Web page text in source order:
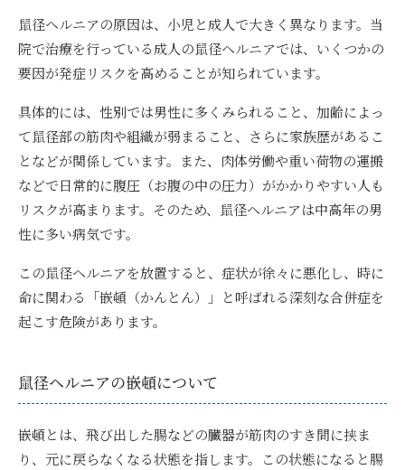
鼠径ヘルニアの原因は、小児と成人で大きく異なります。当
院で治療を行っている成人の鼠径ヘルニアでは、いくつかの
要因が発症リスクを高めることが知られています。
具体的には、性別では男性に多くみられること、加齢によっ
て鼠径部の筋肉や組織が弱まること、さらに家族歴があるこ
となどが関係しています。また、肉体労働や重い荷物の運搬
などで日常的に腹圧（お腹の中の圧力）がかかりやすい人も
リスクが高まります。そのため、鼠径ヘルニアは中高年の男
性に多い病気です。
この鼠径ヘルニアを放置すると、症状が徐々に悪化し、時に
命に関わる「嵌頓（かんとん）」と呼ばれる深刻な合併症を
起こす危険があります。
鼠径ヘルニアの嵌頓について
嵌頓とは、飛び出した腸などの臓器が筋肉のすき間に挟ま
り、元に戻らなくなる状態を指します。この状態になると腸